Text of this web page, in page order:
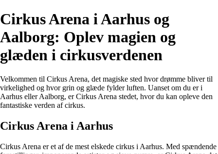
Cirkus Arena i Aarhus og
Aalborg: Oplev magien og
glæden i cirkusverdenen
Velkommen til Cirkus Arena, det magiske sted hvor drømme bliver til
virkelighed og hvor grin og glæde fylder luften. Uanset om du er i
Aarhus eller Aalborg, er Cirkus Arena stedet, hvor du kan opleve den
fantastiske verden af cirkus.
Cirkus Arena i Aarhus
Cirkus Arena er et af de mest elskede cirkus i Aarhus. Med spændende